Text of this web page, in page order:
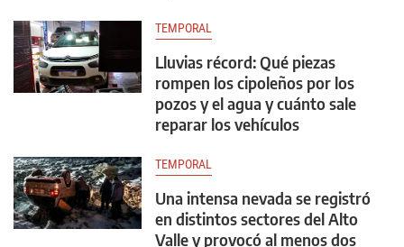
TEMPORAL
Lluvias récord: Qué piezas
rompen los cipoleños por los
pozos y el agua y cuánto sale
reparar los vehículos
TEMPORAL
Una intensa nevada se registró
en distintos sectores del Alto
Valle y provocó al menos dos